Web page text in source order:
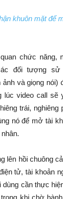
khuôn mặt để
chức năng,
đối tượng sử
ảnh và giọng nói)
lúc video call sẽ
trái,
nó để mở tài
lên hồi chuông
tử, tài khoản
cần thực
khi chờ